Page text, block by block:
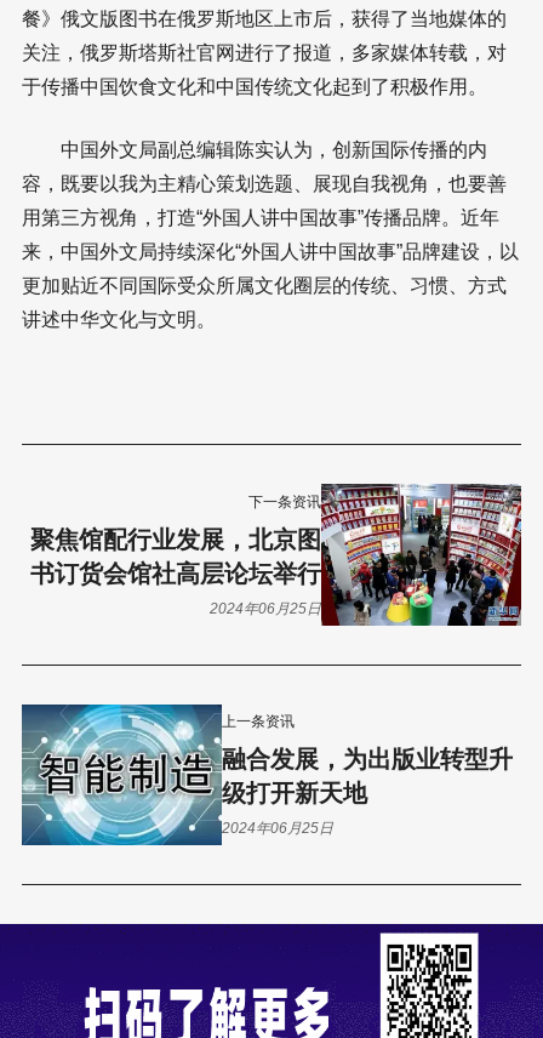
餐》俄文版图书在俄罗斯地区上市后，获得了当地媒体的
关注，俄罗斯塔斯社官网进行了报道，多家媒体转载，对
于传播中国饮食文化和中国传统文化起到了积极作用。
中国外文局副总编辑陈实认为，创新国际传播的内
容，既要以我为主精心策划选题、展现自我视角，也要善
用第三方视角，打造“外国人讲中国故事”传播品牌。近年
来，中国外文局持续深化“外国人讲中国故事”品牌建设，以
更加贴近不同国际受众所属文化圈层的传统、习惯、方式
讲述中华文化与文明。
上一条资讯
融合发展，为出版业转型升
级打开新天地
2024年06月25日
下一条资讯
聚焦馆配行业发展，北京图
书订货会馆社高层论坛举行
2024年06月25日